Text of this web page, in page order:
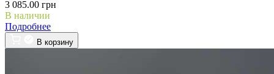
3 085.00 грн
В наличии
Подробнее
В корзину